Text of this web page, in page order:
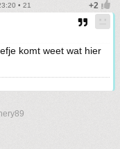
• 21
komt weet wat hier